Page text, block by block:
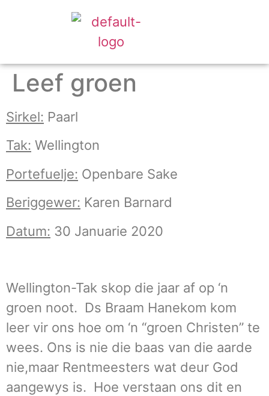
Leef groen
Sirkel: Paarl
Tak: Wellington
Portefuelje: Openbare Sake
Beriggewer: Karen Barnard
Datum: 30 Januarie 2020
Wellington-Tak skop die jaar af op ‘n
groen noot. Ds Braam Hanekom kom
leer vir ons hoe om ‘n “groen Christen” te
wees. Ons is nie die baas van die aarde
nie,maar Rentmeesters wat deur God
aangewys is. Hoe verstaan ons dit en